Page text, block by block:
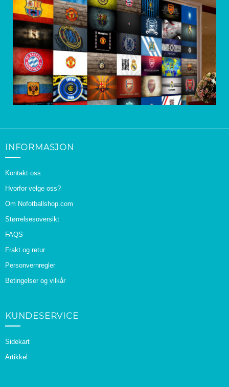
INFORMASJON
Kontakt oss
Hvorfor velge oss?
Om Nofotballshop.com
Størrelsesoversikt
FAQS
Frakt og retur
Personvernregler
Betingelser og vilkår
KUNDESERVICE
Sidekart
Artikkel